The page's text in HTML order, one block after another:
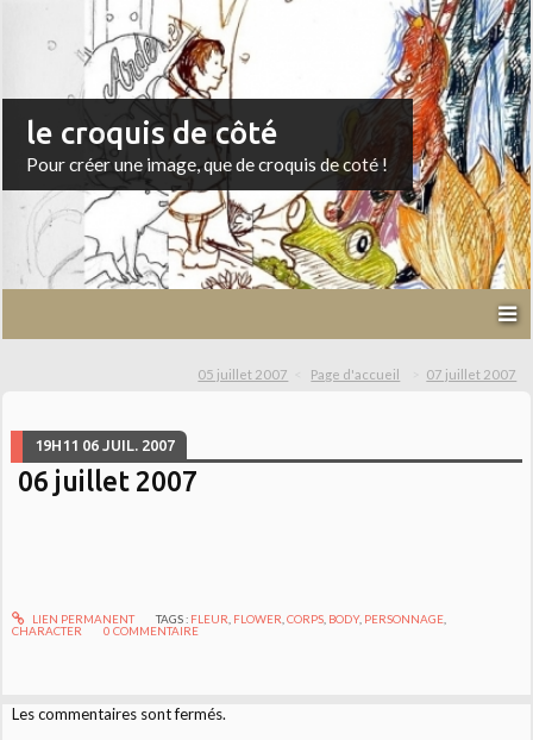
le croquis de côté
Pour créer une image, que de croquis de coté !
05 juillet 2007 Page d'accueil 07 juillet 2007
19H11 06 JUIL. 2007
06 juillet 2007
LIEN PERMANENT TAGS : FLEUR FLOWER CORPS, BODY, PERSONNAGE,
CHARACTER
0 COMMENTAIRE
Les commentaires sont fermés.